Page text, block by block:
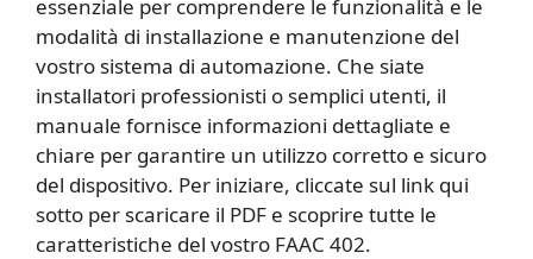
essenziale per comprendere le funzionalità e le
modalità di installazione e manutenzione del
vostro sistema di automazione. Che siate
installatori professionisti o semplici utenti, il
manuale fornisce informazioni dettagliate e
chiare per garantire un utilizzo corretto e sicuro
del dispositivo. Per iniziare, cliccate sul link qui
sotto per scaricare il PDF e scoprire tutte le
caratteristiche del vostro FAAC 402.